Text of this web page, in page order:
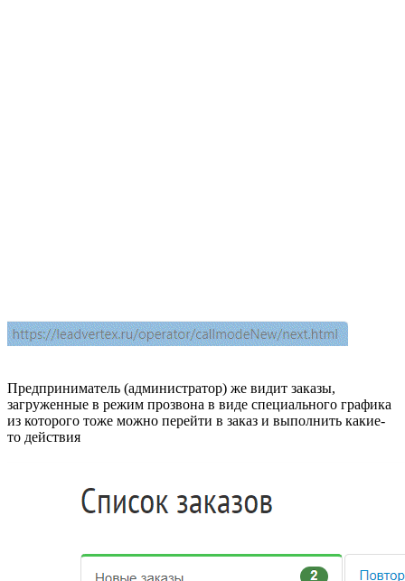
Предприниматель (администратор) же видит заказы,
загруженные в режим прозвона в виде специального графика
из которого тоже можно перейти в заказ и выполнить какие-
то действия